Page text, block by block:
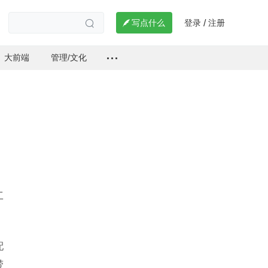
  写点什么 登录 / 注册
大前端 管理/文化